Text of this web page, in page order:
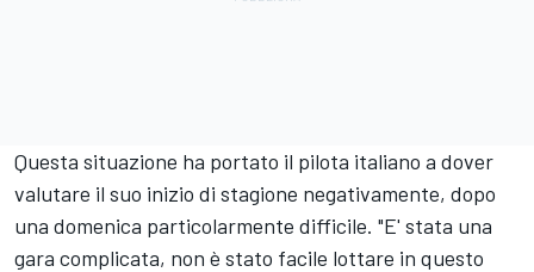
Questa situazione ha portato il pilota italiano a dover
valutare il suo inizio di stagione negativamente, dopo
una domenica particolarmente difficile. "E' stata una
gara complicata, non è stato facile lottare in questo